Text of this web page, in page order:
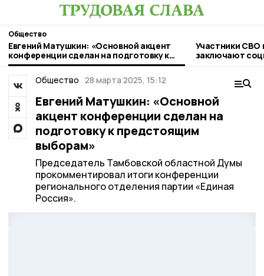
Общество
Евгений Матушкин: «Основной акцент
конференции сделан на подготовку к
предстоящим выборам»
Участники СВО
заключают
льготных
Общество 28 марта 2025, 15:12
Евгений Матушкин: «Основной
акцент конференции сделан на
подготовку к предстоящим
выборам»
Председатель Тамбовской областной Думы
прокомментировал итоги конференции
регионального отделения партии «Единая
Россия».